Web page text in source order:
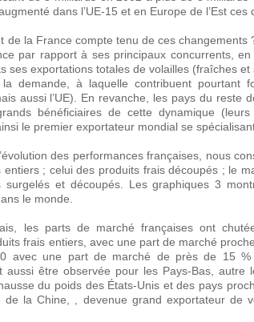
dans l’UE-15 et en Europe de l’Est ces
de la France compte tenu de ces changements
par rapport à ses principaux concurrents,
ses exportations totales de volailles (fraîches
demande, à laquelle contribuent pourtant
aussi l’UE). En revanche, les pays du reste
bénéficiaires de cette dynamique
le premier exportateur mondial se
des performances françaises, nous
; celui des produits frais découpés ; le
et découpés. Les graphiques 3
le monde.
les parts de marché françaises ont
frais entiers, avec une part de marché
avec une part de marché de près de 15
aussi être observée pour les Pays-Bas, autre
du poids des États-Unis et des pays
de la Chine, , devenue grand exportateur de